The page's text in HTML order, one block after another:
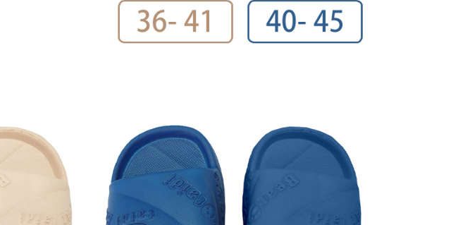
NT$599 atau lebih